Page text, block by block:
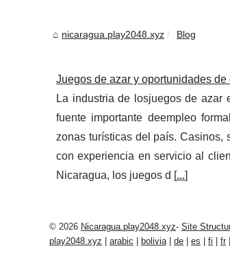
nicaragua.play2048.xyz Blog
Juegos de azar y oportunidades
La industria de losjuegos de azar
fuente importante deempleo
zonas turísticas del país. Casinos,
con experiencia en servicio al
Nicaragua, los juegos d [...]
© 2026 Nicaragua.play2048.xyz- Site
play2048.xyz
arabic bolivia| de es fi fr